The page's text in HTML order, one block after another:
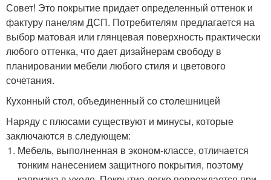
Совет! Это покрытие придает определенный оттенок и
фактуру панелям ДСП. Потребителям предлагается на
выбор матовая или глянцевая поверхность практически
любого оттенка, что дает дизайнерам свободу в
планировании мебели любого стиля и цветового
сочетания.
Кухонный стол, объединенный со столешницей
Наряду с плюсами существуют и минусы, которые
заключаются в следующем:
Мебель, выполненная в эконом-классе, отличается
тонким нанесением защитного покрытия, поэтому